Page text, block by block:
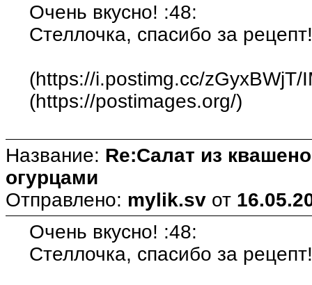
Очень вкусно! :48:
Стеллочка, спасибо за
(https://i.postimg.cc/zGyxBWjT/
(https://postimages.org/)
Название: Re:Салат из
огурцами
Отправлено: mylik.sv от
Очень вкусно! :48:
Стеллочка, спасибо за